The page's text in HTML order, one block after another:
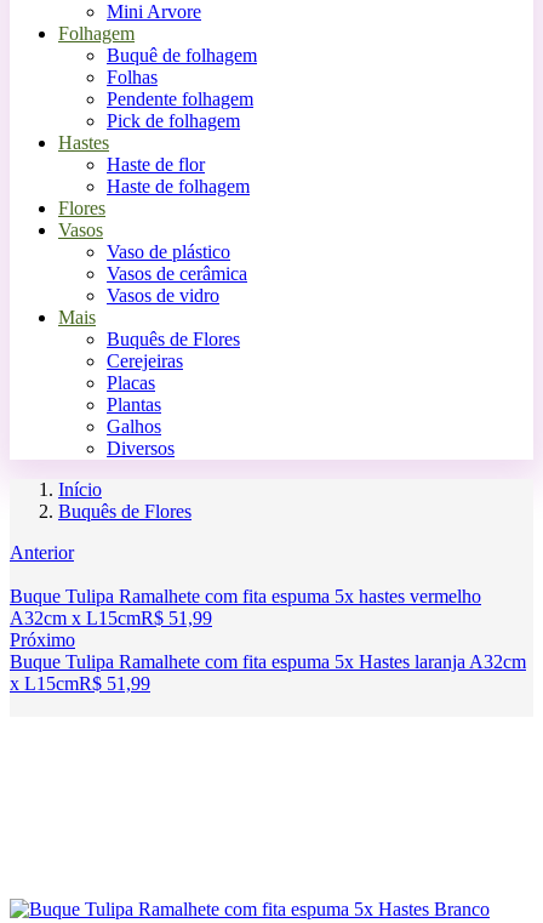
Mini Arvore
Folhagem
Buquê de folhagem
Folhas
Pendente folhagem
Pick de folhagem
Hastes
Haste de flor
Haste de folhagem
Flores
Vasos
Vaso de plástico
Vasos de cerâmica
Vasos de vidro
Mais
Buquês de Flores
Cerejeiras
Placas
Plantas
Galhos
Diversos
Início
Buquês de Flores
Anterior
Buque Tulipa Ramalhete com fita espuma 5x hastes vermelho
A32cm x L15cmR$ 51,99
Próximo
Buque Tulipa Ramalhete com fita espuma 5x Hastes laranja A32cm
x L15cmR$ 51,99